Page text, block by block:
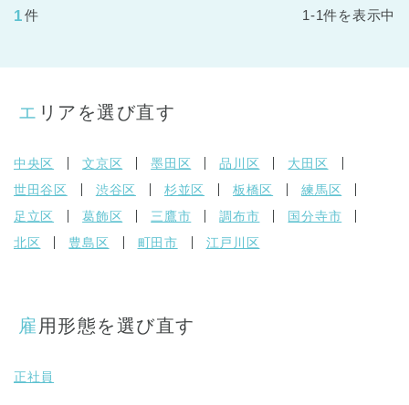
1件 1-1件を表示中
エリアを選び直す
中央区 文京区 墨田区 品川区
大田区
世田谷区
渋谷区 杉並区 板橋区
練馬区
足立区
葛飾区 三鷹市 調布市
国分寺市
北区
豊島区 町田市 江戸川区
雇用形態を選び直す
正社員